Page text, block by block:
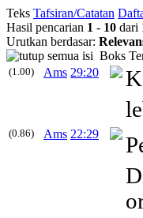
Teks Tafsiran/Catatan
Hasil pencarian 1 - 10 dari
Urutkan berdasar:
Boks
(1.00) Ams 29:20
(0.86) Ams 22:29